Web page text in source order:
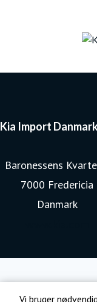
Vi bruger
Kia Import
Baronessens
7000 Fredericia
Danmark